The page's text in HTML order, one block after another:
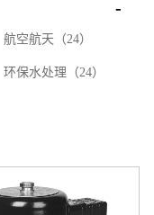
航空航天（24）
环保水处理（24）